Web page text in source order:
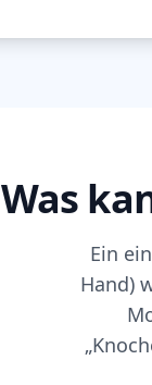
Was
Ein
Hand)